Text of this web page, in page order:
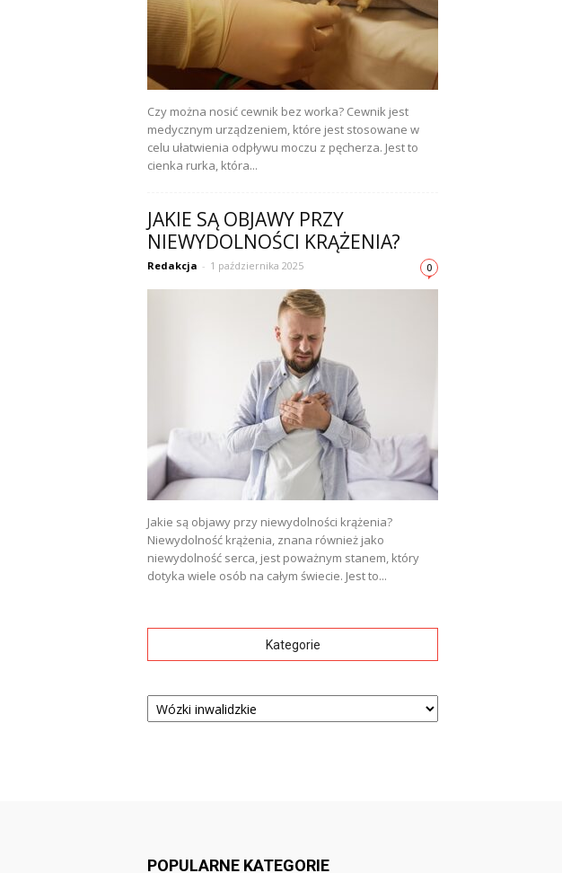
Czy można nosić cewnik bez worka? Cewnik jest
medycznym urządzeniem, które jest stosowane w
celu ułatwienia odpływu moczu z pęcherza. Jest to
cienka rurka, która...
JAKIE SĄ OBJAWY PRZY
NIEWYDOLNOŚCI KRĄŻENIA?
Redakcja - 1 października 2025 0
Jakie są objawy przy niewydolności krążenia?
Niewydolność krążenia, znana również jako
niewydolność serca, jest poważnym stanem, który
dotyka wiele osób na całym świecie. Jest to...
Kategorie
Kategorie
POPULARNE KATEGORIE